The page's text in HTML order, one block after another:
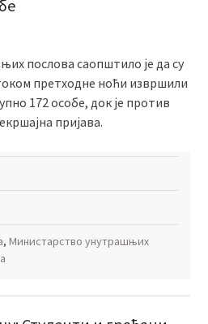
послова саопштило је да су
претходне ноћи извршили
172 особе, док је против
пријава.
, Министарство унутрашњих